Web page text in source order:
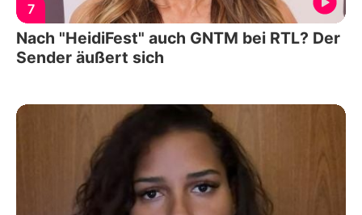
7
Nach "HeidiFest" auch GNTM bei RTL? Der
Sender äußert sich